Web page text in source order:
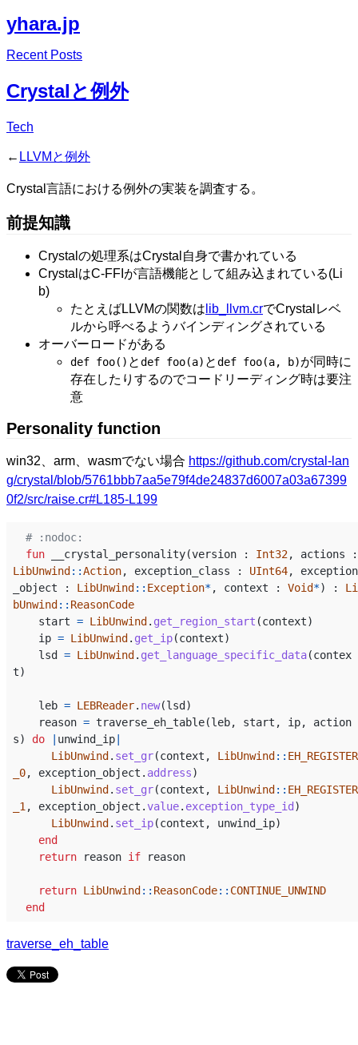
yhara.jp
Recent Posts
Crystalと例外
Tech
← LLVMと例外
Crystal言語における例外の実装を調査する。
前提知識
Crystalの処理系はCrystal自身で書かれている
CrystalはC-FFIが言語機能として組み込まれている(Li
b)
たとえばLLVMの関数は lib_llvm.crでCrystalレベ
ルから呼べるようバインディングされている
オーバーロードがある
def foo() とdef foo(a) とdef foo(a, b)が同時に
存在したりするのでコードリーディング時は要注
意
Personality function
win32、arm、wasmでない場合 https://github.com/crystal-lan
g/crystal/blob/5761bbb7aa5e79f4de24837d6007a03a67399
0f2/src/raise.cr#L185-L199
# :nodoc:
fun
__crystal_personality(version : Int32, actions
:
LibUnwind ::Action, exception_class : UInt64,
exception
_object
: LibUnwind :: Exception*, context : Void*) :
Li
bUnwind :: ReasonCode
start = LibUnwind . get_region_start (context)
ip = LibUnwind . get_ip(context)
lsd
= LibUnwind . get_language_specific_data(contex
t)
leb = LEBReader. new(lsd )
reason = traverse_eh_table(leb, start , ip,
action
s) do unwind_ip
LibUnwind . set_gr(context , LibUnwind :: EH_REGISTER
_0, exception_object . address)
LibUnwind . set_gr(context , LibUnwind :: EH_REGISTER
_1, exception_object .value. exception_type_id )
LibUnwind . set_ip(context , unwind_ip)
end
return
reason if reason
return LibUnwind :: ReasonCode:: CONTINUE_UNWIND
end
traverse_eh_table